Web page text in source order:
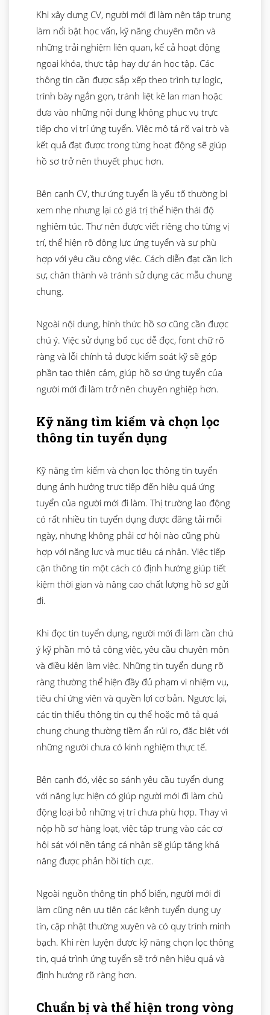
Khi xây dựng CV, người mới đi làm nên tập trung
làm nổi bật học vấn, kỹ năng chuyên môn và
những trải nghiệm liên quan, kể cả hoạt động
ngoại khóa, thực tập hay dự án học tập. Các
thông tin cần được sắp xếp theo trình tự logic,
trình bày ngắn gọn, tránh liệt kê lan man hoặc
đưa vào những nội dung không phục vụ trực
tiếp cho vị trí ứng tuyển. Việc mô tả rõ vai trò và
kết quả đạt được trong từng hoạt động sẽ giúp
hồ sơ trở nên thuyết phục hơn.
Bên cạnh CV, thư ứng tuyển là yếu tố thường bị
xem nhẹ nhưng lại có giá trị thể hiện thái độ
nghiêm túc. Thư nên được viết riêng cho từng vị
trí, thể hiện rõ động lực ứng tuyển và sự phù
hợp với yêu cầu công việc. Cách diễn đạt cần lịch
sự, chân thành và tránh sử dụng các mẫu chung
chung.
Ngoài nội dung, hình thức hồ sơ cũng cần được
chú ý. Việc sử dụng bố cục dễ đọc, font chữ rõ
ràng và lỗi chính tả được kiểm soát kỹ sẽ góp
phần tạo thiện cảm, giúp hồ sơ ứng tuyển của
người mới đi làm trở nên chuyên nghiệp hơn.
Kỹ năng tìm kiếm và chọn lọc
thông tin tuyển dụng
Kỹ năng tìm kiếm và chọn lọc thông tin tuyển
dụng ảnh hưởng trực tiếp đến hiệu quả ứng
tuyển của người mới đi làm. Thị trường lao động
có rất nhiều tin tuyển dụng được đăng tải mỗi
ngày, nhưng không phải cơ hội nào cũng phù
hợp với năng lực và mục tiêu cá nhân. Việc tiếp
cận thông tin một cách có định hướng giúp tiết
kiệm thời gian và nâng cao chất lượng hồ sơ gửi
đi.
Khi đọc tin tuyển dụng, người mới đi làm cần chú
ý kỹ phần mô tả công việc, yêu cầu chuyên môn
và điều kiện làm việc. Những tin tuyển dụng rõ
ràng thường thể hiện đầy đủ phạm vi nhiệm vụ,
tiêu chí ứng viên và quyền lợi cơ bản. Ngược lại,
các tin thiếu thông tin cụ thể hoặc mô tả quá
chung chung thường tiềm ẩn rủi ro, đặc biệt với
những người chưa có kinh nghiệm thực tế.
Bên cạnh đó, việc so sánh yêu cầu tuyển dụng
với năng lực hiện có giúp người mới đi làm chủ
động loại bỏ những vị trí chưa phù hợp. Thay vì
nộp hồ sơ hàng loạt, việc tập trung vào các cơ
hội sát với nền tảng cá nhân sẽ giúp tăng khả
năng được phản hồi tích cực.
Ngoài nguồn thông tin phổ biến, người mới đi
làm cũng nên ưu tiên các kênh tuyển dụng uy
tín, cập nhật thường xuyên và có quy trình minh
bạch. Khi rèn luyện được kỹ năng chọn lọc thông
tin, quá trình ứng tuyển sẽ trở nên hiệu quả và
định hướng rõ ràng hơn.
Chuẩn bị và thể hiện trong vòng